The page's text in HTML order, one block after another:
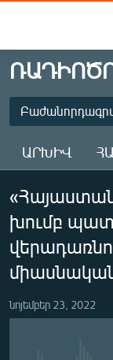
Անցնել
հիմնական
բովանդակությանը
Անցնել
մենյուին
Որոնում
ԱԶԱՏՈՒԹՅՈՒՆ
ՀԱՅԱՍՏԱՆ
ԻՐԱՎՈՒՆՔ
ՏՆՏԵՍՈՒԹՅՈՒՆ
ՂԱՐԱԲԱՂ
ՊԱՏԵՐԱԶՄԻ 6
ԱՐԽԻՎ
խումբ
միասնական
նոյեմբեր 23, 2022